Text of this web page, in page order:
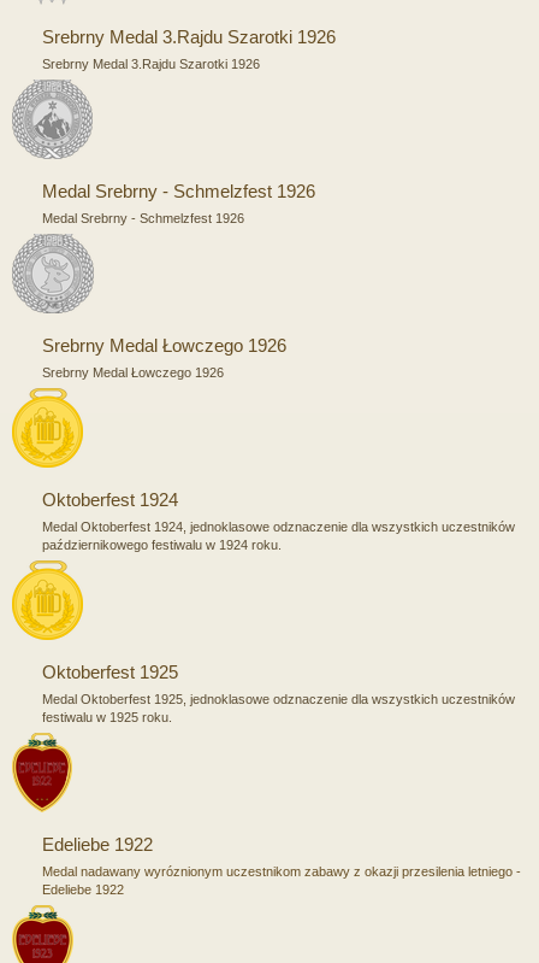
Srebrny Medal 3.Rajdu Szarotki 1926
Srebrny Medal 3.Rajdu Szarotki 1926
Medal Srebrny - Schmelzfest 1926
Medal Srebrny - Schmelzfest 1926
Srebrny Medal Łowczego 1926
Srebrny Medal Łowczego 1926
Oktoberfest 1924
Medal Oktoberfest 1924, jednoklasowe odznaczenie dla wszystkich uczestników
październikowego festiwalu w 1924 roku.
Oktoberfest 1925
Medal Oktoberfest 1925, jednoklasowe odznaczenie dla wszystkich uczestników
festiwalu w 1925 roku.
Edeliebe 1922
Medal nadawany wyróznionym uczestnikom zabawy z okazji przesilenia letniego -
Edeliebe 1922